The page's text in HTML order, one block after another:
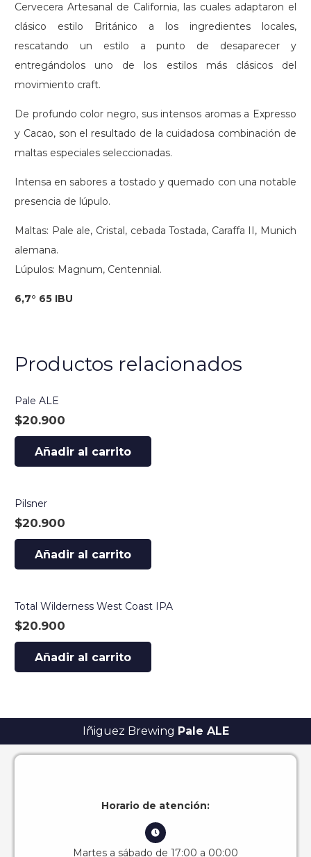
Cervecera Artesanal de California, las cuales adaptaron el
clásico estilo Británico a los ingredientes locales,
rescatando un estilo a punto de desaparecer y
entregándolos uno de los estilos más clásicos del
movimiento craft.
De profundo color negro, sus intensos aromas a Expresso
y Cacao, son el resultado de la cuidadosa combinación de
maltas especiales seleccionadas.
Intensa en sabores a tostado y quemado con una notable
presencia de lúpulo.
Maltas: Pale ale, Cristal, cebada Tostada, Caraffa II, Munich
alemana.
Lúpulos: Magnum, Centennial.
6,7° 65 IBU
Productos relacionados
Pale ALE
$20.900
Añadir al carrito
Pilsner
$20.900
Añadir al carrito
Total Wilderness West Coast IPA
$20.900
Añadir al carrito
Iñiguez Brewing Pale ALE
Horario de atención:
Martes a sábado de 17:00 a 00:00